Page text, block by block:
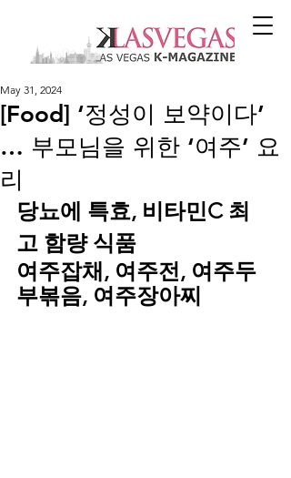
[Food] ‘정성이 보약이다’
… 부모님을 위한 ‘여주’ 요
리
May 31, 2024
당뇨에 특효, 비타민C 최
고 함량 식품
여주잡채, 여주전, 여주두
부볶음, 여주장아찌